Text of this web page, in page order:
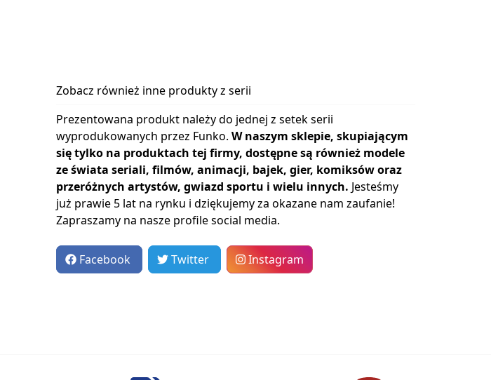
Zobacz również inne produkty z serii
Prezentowana produkt należy do jednej z setek serii
wyprodukowanych przez Funko. W naszym sklepie, skupiającym
się tylko na produktach tej firmy, dostępne są również modele
ze świata seriali, filmów, animacji, bajek, gier, komiksów oraz
przeróżnych artystów, gwiazd sportu i wielu innych. Jesteśmy
już prawie 5 lat na rynku i dziękujemy za okazane nam zaufanie!
Zapraszamy na nasze profile social media.
Facebook Twitter Instagram